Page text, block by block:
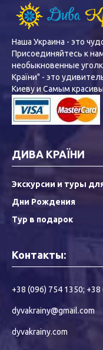
Наша Украина - это
Присоединяйтесь к
необыкновенные
Країни" - это
Киеву и Самым
ДИВА КРАЇНИ
Экскурсии и туры
Дни Рождения
Тур в подарок
Контакты:
+38 (096) 754 1350; +38
dyvakrainy@gmail.com
dyvakrainy.com